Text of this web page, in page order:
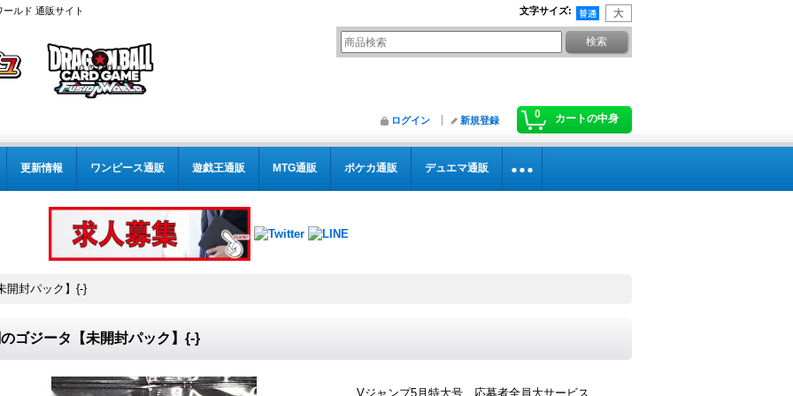
ルド 通販サイト 文字サイズ:
0 カートの中身
ログイン 新規登録
更新情報 ワンピース通販 遊戯王通販 MTG通販 ポケカ通販 デュエマ通販
開封パック】{-}
ゴジータ【未開封パック】{-}
Vジャンプ5月特大号 応募者全員大サービス